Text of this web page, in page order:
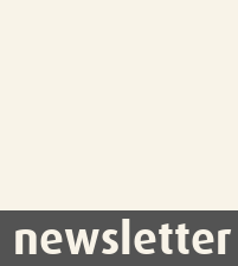
newsletter